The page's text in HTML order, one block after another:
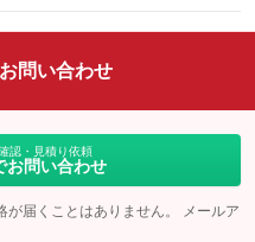
問い合わせ
認・見積り依頼
お問い合わせ
が届くことはありません。 メールア